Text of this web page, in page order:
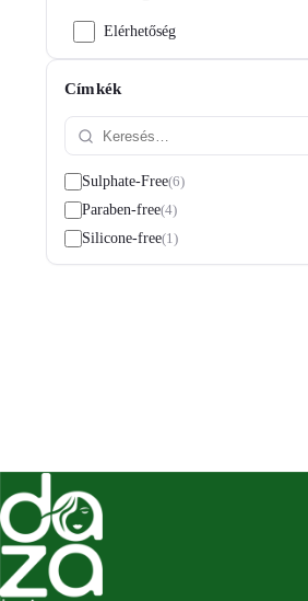
Elérhetőség
Címkék
Sulphate-Free 6
Paraben-free 4
Silicone-free 1